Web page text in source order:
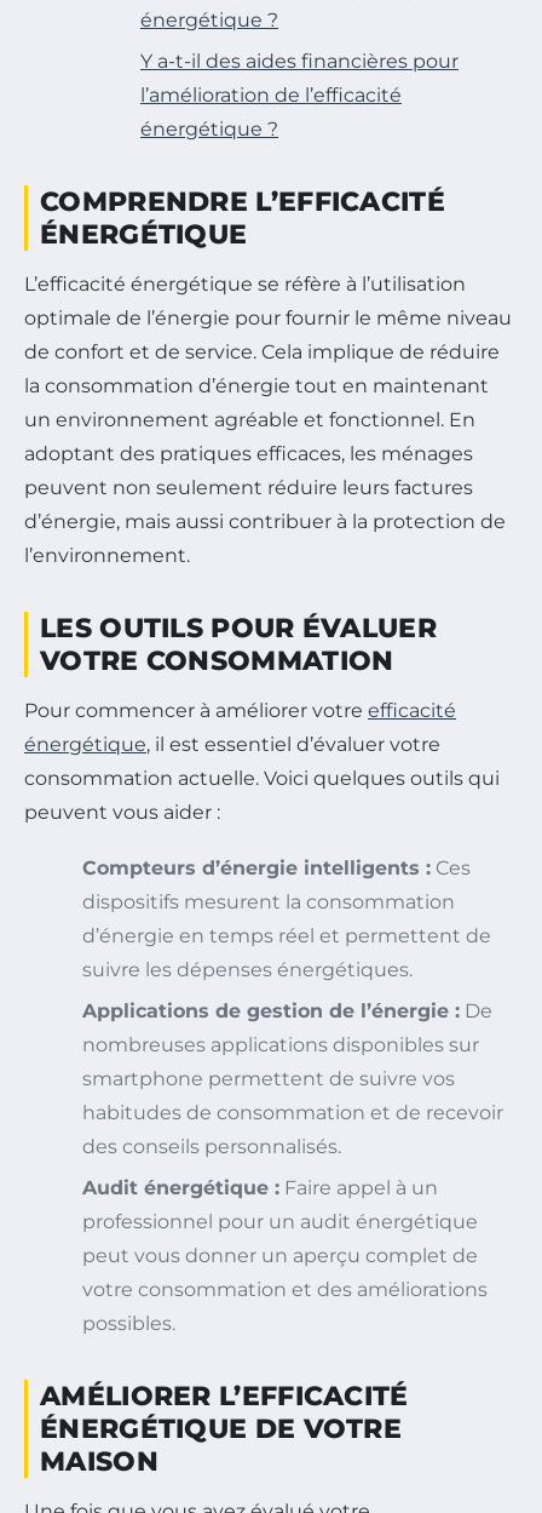
énergétique ?
Y a-t-il des aides financières pour
l’amélioration de l’efficacité
énergétique ?
COMPRENDRE L’EFFICACITÉ
ÉNERGÉTIQUE
L’efficacité énergétique se réfère à l’utilisation
optimale de l’énergie pour fournir le même niveau
de confort et de service. Cela implique de réduire
la consommation d’énergie tout en maintenant
un environnement agréable et fonctionnel. En
adoptant des pratiques efficaces, les ménages
peuvent non seulement réduire leurs factures
d’énergie, mais aussi contribuer à la protection de
l’environnement.
LES OUTILS POUR ÉVALUER
VOTRE CONSOMMATION
Pour commencer à améliorer votre efficacité
énergétique, il est essentiel d’évaluer votre
consommation actuelle. Voici quelques outils qui
peuvent vous aider :
Compteurs d’énergie intelligents : Ces
dispositifs mesurent la consommation
d’énergie en temps réel et permettent de
suivre les dépenses énergétiques.
Applications de gestion de l’énergie : De
nombreuses applications disponibles sur
smartphone permettent de suivre vos
habitudes de consommation et de recevoir
des conseils personnalisés.
Audit énergétique : Faire appel à un
professionnel pour un audit énergétique
peut vous donner un aperçu complet de
votre consommation et des améliorations
possibles.
AMÉLIORER L’EFFICACITÉ
ÉNERGÉTIQUE DE VOTRE
MAISON